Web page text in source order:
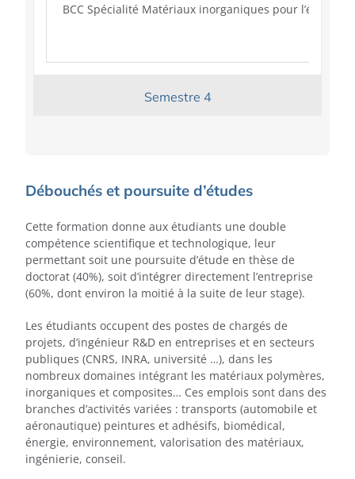
BCC Spécialité Matériaux inorganiques pour l’énergie
Semestre 4
Débouchés et poursuite d’études
Cette formation donne aux étudiants une double
compétence scientifique et technologique, leur
permettant soit une poursuite d’étude en thèse de
doctorat (40%), soit d’intégrer directement l’entreprise
(60%, dont environ la moitié à la suite de leur stage).
Les étudiants occupent des postes de chargés de
projets, d’ingénieur R&D en entreprises et en secteurs
publiques (CNRS, INRA, université …), dans les
nombreux domaines intégrant les matériaux polymères,
inorganiques et composites… Ces emplois sont dans des
branches d’activités variées : transports (automobile et
aéronautique) peintures et adhésifs, biomédical,
énergie, environnement, valorisation des matériaux,
ingénierie, conseil.